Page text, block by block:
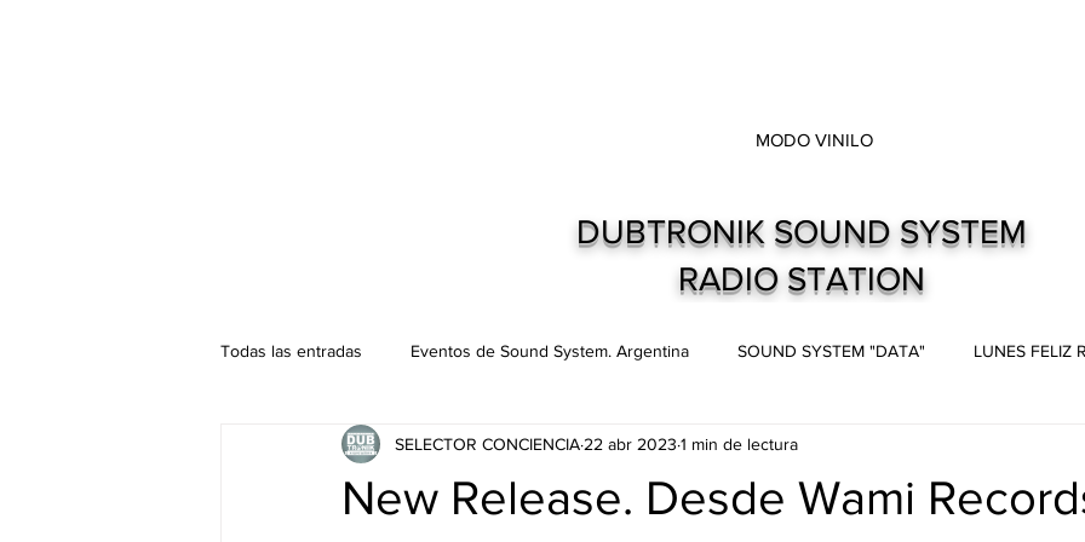
MODO VINILO
DUBTRONIK SOUND SYSTEM
RADIO STATION
Todas las entradas Eventos de Sound System. Argentina SOUND SYSTEM "DATA" LUNES FELIZ
Podcast. SOUNDMAN Mixtapes Live and direct. Shows. Recitales.
New Release. Desde Wami
SELECTOR CONCIENCIA 22 abr 2023 1 min de lectura